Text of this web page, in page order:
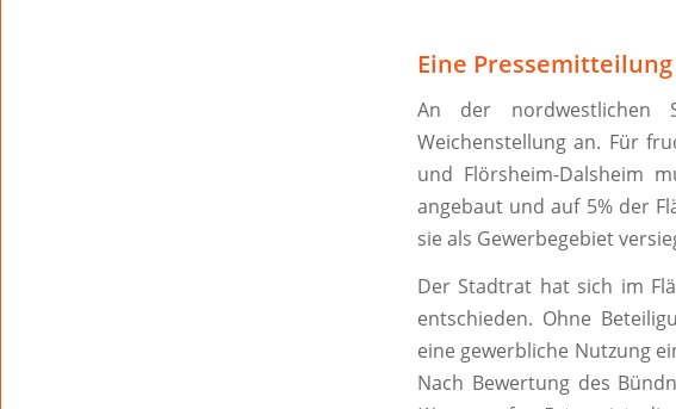
Eine
An der nordwestlichen
Weichenstellung an. Für
und Flörsheim-Dalsheim
angebaut und auf 5% der
sie als Gewerbegebiet
Der Stadtrat hat sich im
entschieden. Ohne
eine gewerbliche Nutzung
Nach Bewertung des